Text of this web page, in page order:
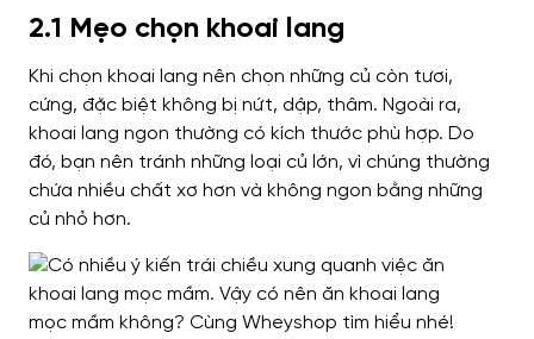
2.1 Mẹo chọn khoai lang
Khi chọn khoai lang nên chọn những củ còn tươi,
cứng, đặc biệt không bị nứt, dập, thâm. Ngoài ra,
khoai lang ngon thường có kích thước phù hợp. Do
đó, bạn nên tránh những loại củ lớn, vì chúng thường
chứa nhiều chất xơ hơn và không ngon bằng những
củ nhỏ hơn.